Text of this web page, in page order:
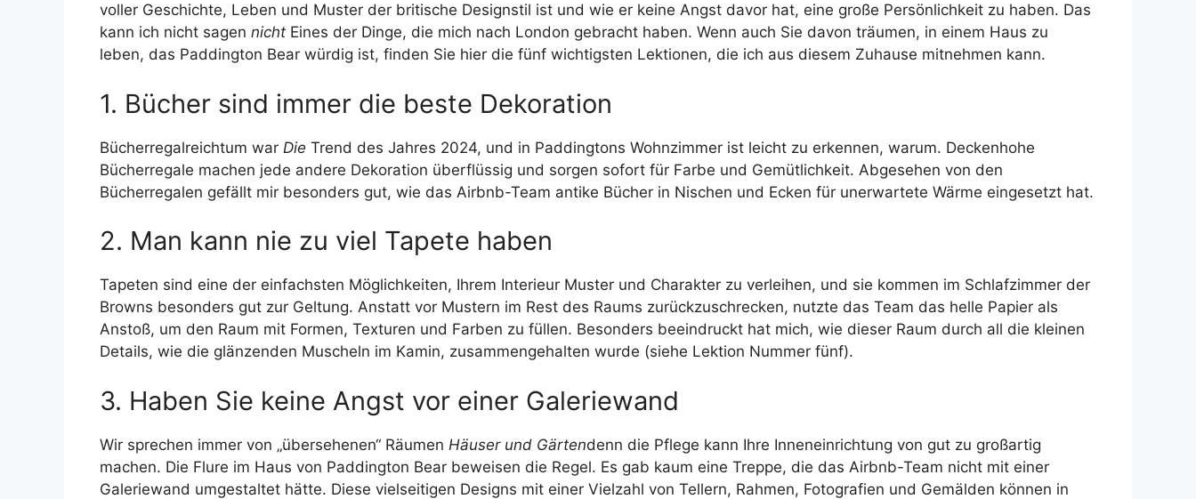
voller Geschichte, Leben und Muster der britische Designstil ist und wie er keine Angst davor hat, eine große Persönlichkeit zu haben. Das
kann ich nicht sagen nicht Eines der Dinge, die mich nach London gebracht haben. Wenn auch Sie davon träumen, in einem Haus zu
leben, das Paddington Bear würdig ist, finden Sie hier die fünf wichtigsten Lektionen, die ich aus diesem Zuhause mitnehmen kann.
1. Bücher sind immer die beste Dekoration
Bücherregalreichtum war Die Trend des Jahres 2024, und in Paddingtons Wohnzimmer ist leicht zu erkennen, warum. Deckenhohe
Bücherregale machen jede andere Dekoration überflüssig und sorgen sofort für Farbe und Gemütlichkeit. Abgesehen von den
Bücherregalen gefällt mir besonders gut, wie das Airbnb-Team antike Bücher in Nischen und Ecken für unerwartete Wärme eingesetzt hat.
2. Man kann nie zu viel Tapete haben
Tapeten sind eine der einfachsten Möglichkeiten, Ihrem Interieur Muster und Charakter zu verleihen, und sie kommen im Schlafzimmer der
Browns besonders gut zur Geltung. Anstatt vor Mustern im Rest des Raums zurückzuschrecken, nutzte das Team das helle Papier als
Anstoß, um den Raum mit Formen, Texturen und Farben zu füllen. Besonders beeindruckt hat mich, wie dieser Raum durch all die kleinen
Details, wie die glänzenden Muscheln im Kamin, zusammengehalten wurde (siehe Lektion Nummer fünf).
3. Haben Sie keine Angst vor einer Galeriewand
Wir sprechen immer von „übersehenen“ Räumen Häuser und Gärtendenn die Pflege kann Ihre Inneneinrichtung von gut zu großartig
machen. Die Flure im Haus von Paddington Bear beweisen die Regel. Es gab kaum eine Treppe, die das Airbnb-Team nicht mit einer
Galeriewand umgestaltet hätte. Diese vielseitigen Designs mit einer Vielzahl von Tellern, Rahmen, Fotografien und Gemälden können in